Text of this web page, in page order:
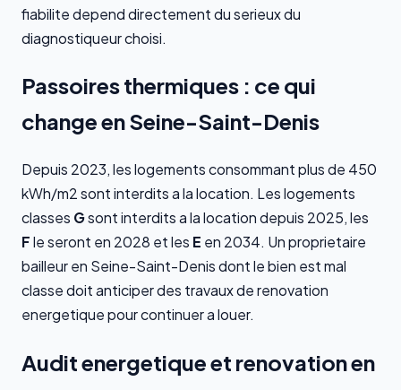
fiabilite depend directement du serieux du
diagnostiqueur choisi.
Passoires thermiques : ce qui
change en Seine-Saint-Denis
Depuis 2023, les logements consommant plus de 450
kWh/m2 sont interdits a la location. Les logements
classes Gsont interdits a la location depuis 2025, les
Fle seront en 2028 et les E en 2034. Un proprietaire
bailleur en Seine-Saint-Denis dont le bien est mal
classe doit anticiper des travaux de renovation
energetique pour continuer a louer.
Audit energetique et renovation en